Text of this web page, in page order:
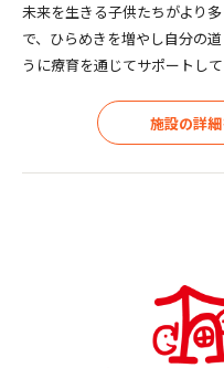
未来を生きる子供たちがより
で、ひらめきを増やし自分の
うに療育を通じてサポートして
施設の詳